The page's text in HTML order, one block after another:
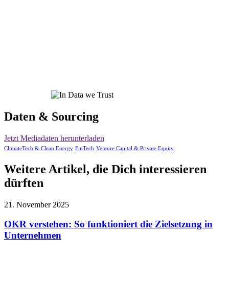
Daten & Sourcing
Jetzt Mediadaten herunterladen
ClimateTech & Clean Energy FinTech Venture Capital & Private Equity
Weitere Artikel, die Dich interessieren
dürften
21. November 2025
OKR verstehen: So funktioniert die Zielsetzung in
Unternehmen